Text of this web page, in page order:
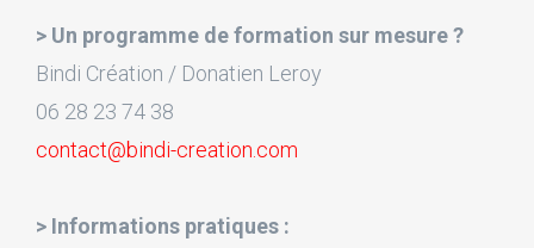
> Un programme de formation sur mesure ?
Bindi Création / Donatien Leroy
06 28 23 74 38
contact@bindi-creation.com
> Informations pratiques :